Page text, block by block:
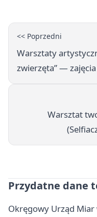
<< Poprzedni
Warsztaty
zwierzęta” —
Warsztat
Przydatne dane
Okręgowy Urząd Miar